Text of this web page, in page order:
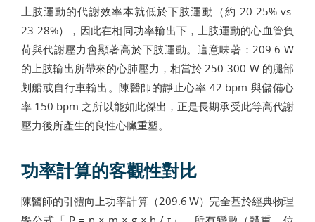
上肢運動的代謝效率本就低於下肢運動（約 20-25% vs.
23-28%），因此在相同功率輸出下，上肢運動的心血管負
荷與代謝壓力會顯著高於下肢運動。這意味著：209.6 W
的上肢輸出所帶來的心肺壓力，相當於 250-300 W 的腿部
划船或自行車輸出。陳醫師的靜止心率 42 bpm 與儲備心
率 150 bpm 之所以能如此傑出，正是長期承受此等高代謝
壓力後所產生的良性心臟重塑。
功率計算的客觀性對比
陳醫師的引體向上功率計算（209.6 W）完全基於經典物理